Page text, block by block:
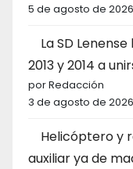
5 de agosto de 2026
La SD
2013 y 2014 a
por Redacción
3 de agosto de 2026
Helicóptero y
auxiliar ya de